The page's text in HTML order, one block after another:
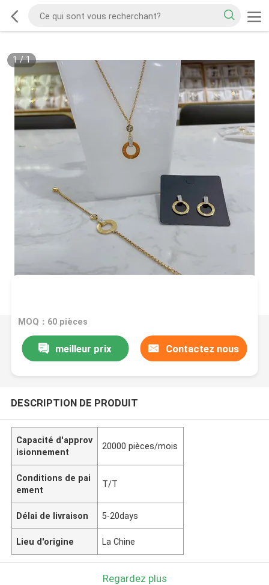
1/1
MOQ：60 pièces
meilleur prix Contactez nous
DESCRIPTION DE PRODUIT
Capacité d'approv
isionnement
20000 pièces/mois
Conditions de pai
ement
T/T
Délai de livraison 5-20days
Lieu d'origine La Chine
Regardez plus